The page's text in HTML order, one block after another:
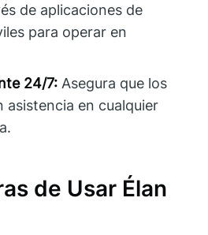
de aplicaciones de
para operar en
24/7: Asegura que los
asistencia en cualquier
de Usar Élan